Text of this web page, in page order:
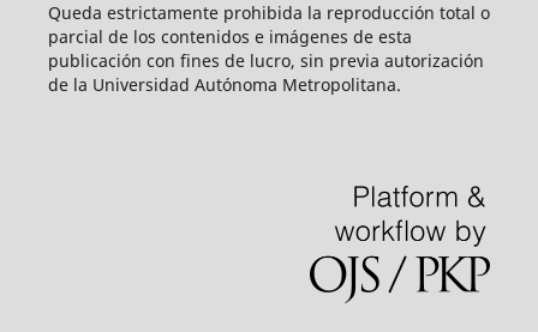
Queda estrictamente prohibida la reproducción total o
parcial de los contenidos e imágenes de esta
publicación con fines de lucro, sin previa autorización
de la Universidad Autónoma Metropolitana.